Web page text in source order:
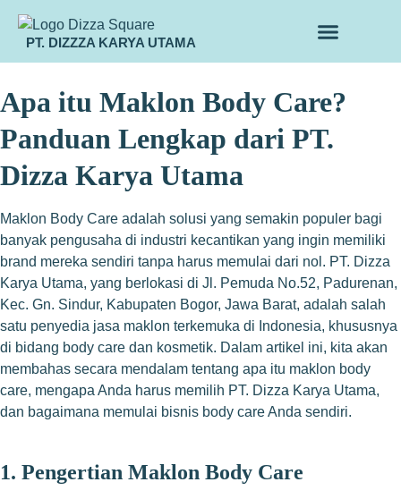
PT. DIZZZA KARYA UTAMA
Apa itu Maklon Body Care?
Panduan Lengkap dari PT.
Dizza Karya Utama
Maklon Body Care adalah solusi yang semakin populer bagi
banyak pengusaha di industri kecantikan yang ingin memiliki
brand mereka sendiri tanpa harus memulai dari nol. PT. Dizza
Karya Utama, yang berlokasi di Jl. Pemuda No.52, Padurenan,
Kec. Gn. Sindur, Kabupaten Bogor, Jawa Barat, adalah salah
satu penyedia jasa maklon terkemuka di Indonesia, khususnya
di bidang body care dan kosmetik. Dalam artikel ini, kita akan
membahas secara mendalam tentang apa itu maklon body
care, mengapa Anda harus memilih PT. Dizza Karya Utama,
dan bagaimana memulai bisnis body care Anda sendiri.
1. Pengertian Maklon Body Care